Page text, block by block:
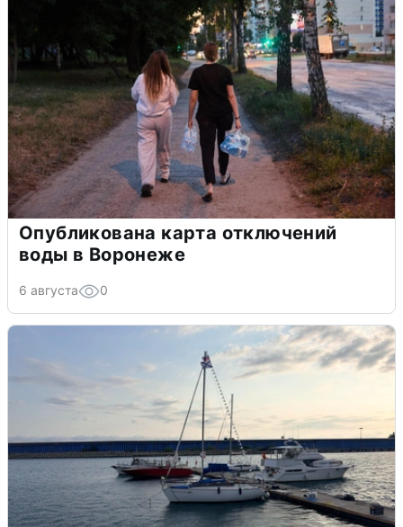
Опубликована карта отключений
воды в Воронеже
6 августа 0